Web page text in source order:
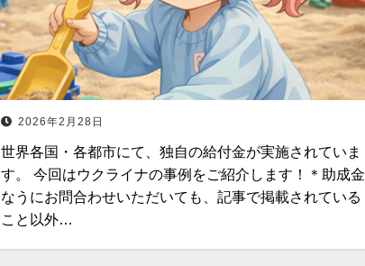
2026年2月28日
世界各国・各都市にて、独自の給付金が実施されていま
す。 今回はウクライナの事例をご紹介します！＊助成金
なうにお問合わせいただいても、記事で掲載されている
こと以外…